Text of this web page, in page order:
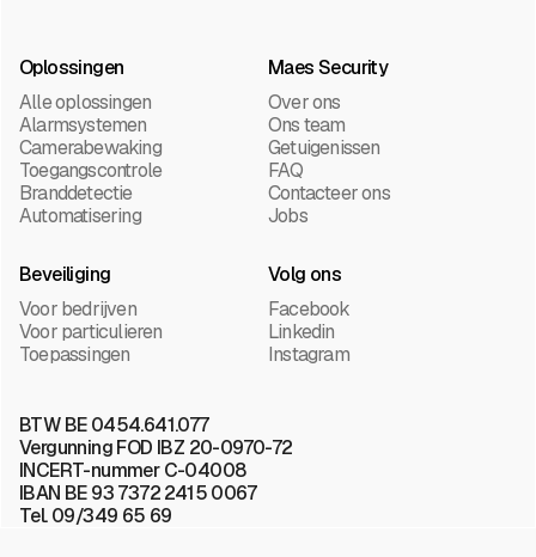
Oplossingen
Alle oplossingen
Alarmsystemen
Camerabewaking
Toegangscontrole
Branddetectie
Automatisering
Maes Security
Over ons
Ons team
Getuigenissen
FAQ
Contacteer ons
Jobs
Beveiliging
Voor bedrijven
Voor particulieren
Toepassingen
Volg ons
Facebook
Linkedin
Instagram
BTW BE 0454.641.077
Vergunning FOD IBZ 20-0970-72
INCERT-nummer C-04008
IBAN BE 93 7372 2415 0067
Tel. 09/349 65 69